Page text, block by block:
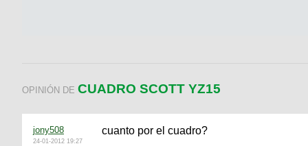
OPINIÓN DE CUADRO SCOTT YZ15
jony508
24-01-2012 19:27
cuanto por el cuadro?